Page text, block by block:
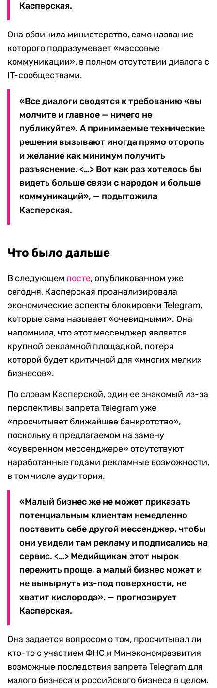
Касперская.
Она обвинила министерство, само название
которого подразумевает «массовые
коммуникации», в полном отсутствии диалога с
IT-сообществами.
«Все диалоги сводятся к требованию «вы
молчите и главное — ничего не
публикуйте». А принимаемые технические
решения вызывают иногда прямо оторопь
и желание как минимум получить
разъяснение. <…> Вот как раз хотелось бы
видеть больше связи с народом и больше
коммуникаций», — подытожила
Касперская.
Что было дальше
В следующем посте, опубликованном уже
сегодня, Касперская проанализировала
экономические аспекты блокировки Telegram,
которые сама называет «очевидными». Она
напомнила, что этот мессенджер является
крупной рекламной площадкой, потеря
которой будет критичной для «многих мелких
бизнесов».
По словам Касперской, один ее знакомый из-за
перспективы запрета Telegram уже
«просчитывет ближайшее банкротство»,
поскольку в предлагаемом на замену
«суверенном мессенджере» отсутствуют
наработанные годами рекламные возможности,
в том числе аудитория.
«Малый бизнес же не может приказать
потенциальным клиентам немедленно
поставить себе другой мессенджер, чтобы
они увидели там рекламу и подписались на
сервис. <…> Медийщикам этот нырок
пережить проще, а малый бизнес может и
не вынырнуть из-под поверхности, не
хватит кислорода», — прогнозирует
Касперская.
Она задается вопросом о том, просчитывал ли
кто-то с участием ФНС и Минэкономразвития
возможные последствия запрета Telegram для
малого бизнеса и российского бизнеса в целом.